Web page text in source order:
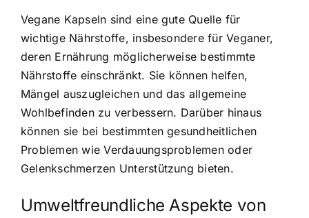
Vegane Kapseln sind eine gute Quelle für
wichtige Nährstoffe, insbesondere für Veganer,
deren Ernährung möglicherweise bestimmte
Nährstoffe einschränkt. Sie können helfen,
Mängel auszugleichen und das allgemeine
Wohlbefinden zu verbessern. Darüber hinaus
können sie bei bestimmten gesundheitlichen
Problemen wie Verdauungsproblemen oder
Gelenkschmerzen Unterstützung bieten.
Umweltfreundliche Aspekte von